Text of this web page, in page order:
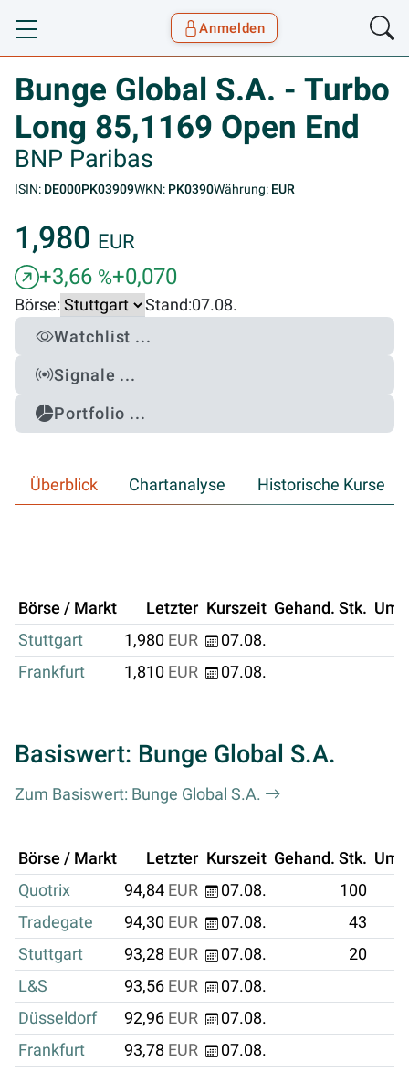
Toggle navigation
Anmelden
Bunge Global S.A. - Turbo
Long 85,1169 Open End
BNP Paribas
ISIN: DE000PK03909WKN: PK0390Währung: EUR
1,980 EUR
+3,66 %+0,070
Börse: Stand:07.08.
Watchlist ...
Signale ...
Portfolio ...
Überblick Chartanalyse Historische Kurse
Börse / Markt Letzter Kurszeit Gehand. Stk.
Stuttgart
1,980 EUR
07.08.
Frankfurt
1,810 EUR 07.08.
Basiswert: Bunge Global S.A.
Zum Basiswert: Bunge Global S.A.
Börse / Markt Letzter Kurszeit Gehand. Stk.
Quotrix
94,84 EUR 07.08. 100
Tradegate
94,30 EUR 07.08. 43
Stuttgart
93,28 EUR 07.08. 20
L&S
93,56 EUR
07.08.
Düsseldorf
92,96 EUR
07.08.
Frankfurt
93,78 EUR
07.08.